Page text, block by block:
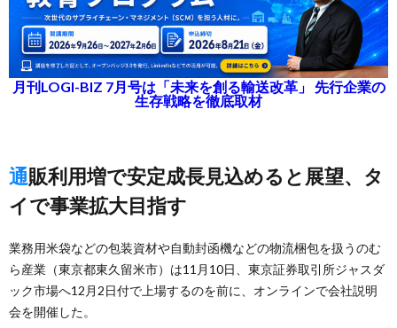
月刊LOGI-BIZ 7月号は「未来を創る輸送改革」 先行企業の
生存戦略を徹底取材
通販利用増で安定成長見込めると展望、タ
イで事業拡大目指す
業務用米袋などの包装資材や自動封函機などの物流梱包を扱うのむ
ら産業（東京都東久留米市）は11月10日、東京証券取引所ジャスダ
ック市場へ12月2日付で上場するのを前に、オンラインで会社説明
会を開催した。